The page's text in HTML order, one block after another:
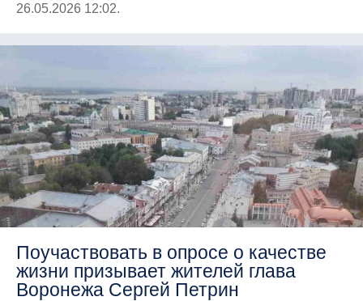
26.05.2026 12:02.
Поучаствовать в опросе о качестве
жизни призывает жителей глава
Воронежа Сергей Петрин